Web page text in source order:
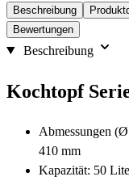
Beschreibung
Bewertungen
Beschreibung
Kochtopf
Abmessungen
410 mm
Kapazität: 50